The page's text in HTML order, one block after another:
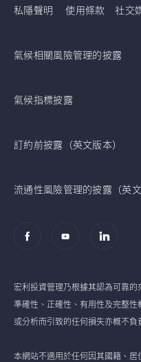
私隱聲明 使用條款 社交
氣候相關風險管理的披露
氣候指標披露
訂約前披露（英文版本）
流通性風險管理的披露（英文
宏利投資管理乃根據其認為可靠
準確性、正確性、有用性及完整
或分析而引致的任何損失亦概不負
本網站不適用於任何因其國籍、